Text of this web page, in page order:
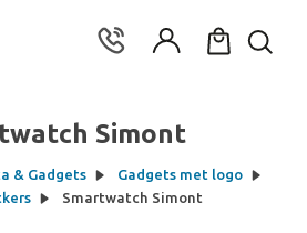
Simont
& Gadgets
Gadgets met logo
Smartwatch Simont